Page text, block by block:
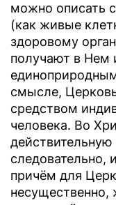
можно описать
(как живые
здоровому
получают в Нем
смысле,
средством
человека. Во
причём для
несущественно,